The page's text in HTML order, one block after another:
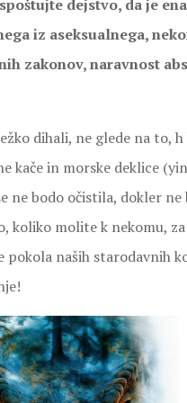
dejstvo, da je
iz aseksualnega,
zakonov, naravnost
dihali, ne glede na to,
kače in morske deklice
ne bodo očistila, dokler
koliko molite k nekomu,
pokola naših starodavnih